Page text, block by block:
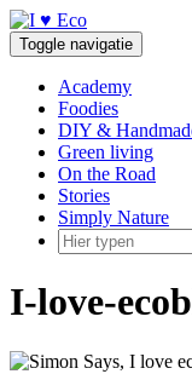
Doorgaan
naar
inhoud
Toggle navigatie
Academy
Foodies
DIY &
Green living
On the Road
Stories
Simply Nature
I-love-